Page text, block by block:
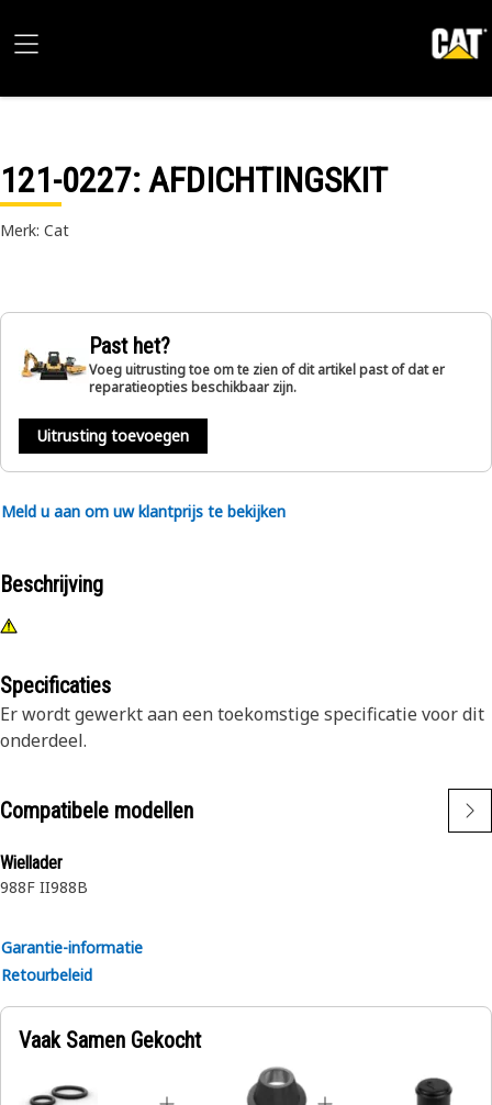
121-0227: AFDICHTINGSKIT
Merk: Cat
Past het?
Voeg uitrusting toe om te zien of dit artikel past of dat er
reparatieopties beschikbaar zijn.
Uitrusting toevoegen
Meld u aan om uw klantprijs te bekijken
Beschrijving
Specificaties
Er wordt gewerkt aan een toekomstige specificatie voor dit
onderdeel.
Compatibele modellen
Wiellader
988F II988B
Garantie-informatie
Retourbeleid
Vaak Samen Gekocht